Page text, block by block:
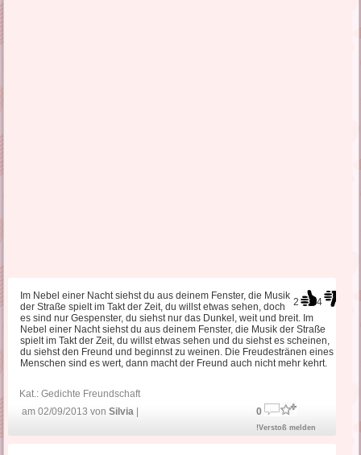
2 4
Im Nebel einer Nacht siehst du aus deinem Fenster, die Musik
der Straße spielt im Takt der Zeit, du willst etwas sehen, doch
es sind nur Gespenster, du siehst nur das Dunkel, weit und breit. Im
Nebel einer Nacht siehst du aus deinem Fenster, die Musik der Straße
spielt im Takt der Zeit, du willst etwas sehen und du siehst es scheinen,
du siehst den Freund und beginnst zu weinen. Die Freudestränen eines
Menschen sind es wert, dann macht der Freund auch nicht mehr kehrt.
Kat.:Gedichte Freundschaft
am 02/09/2013 vonSilvia 0
!Verstoß melden